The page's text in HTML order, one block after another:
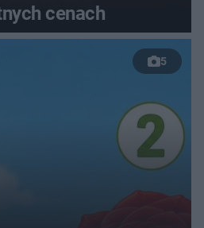
cenach
5